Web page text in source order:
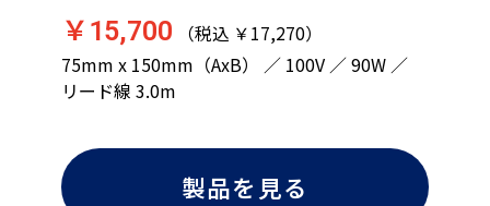
￥15,700 （税込 ￥17,270）
75mm x 150mm（AxB） ／ 100V ／ 90W ／
リード線 3.0m
製品を見る